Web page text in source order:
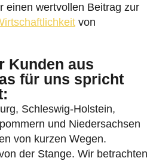
einen wertvollen Beitrag zur
von
Kunden aus
für uns spricht
Schleswig-Holstein,
und Niedersachsen
von kurzen Wegen.
der Stange. Wir betrachten